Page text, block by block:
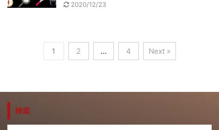
2020/12/23
1 2 … 4 Next »
検索